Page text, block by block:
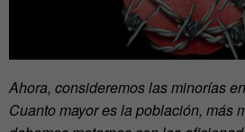
Ahora, consideremos las minorías
Cuanto mayor es la población, más